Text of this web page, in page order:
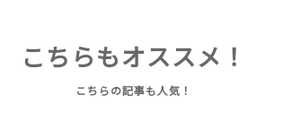
こちらもオススメ！